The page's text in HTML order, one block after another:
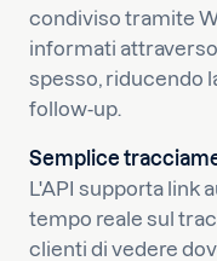
condiviso tramite
informati
spesso, riducendo
follow-up.
Semplice
L'API supporta link
tempo reale sul
clienti di vedere